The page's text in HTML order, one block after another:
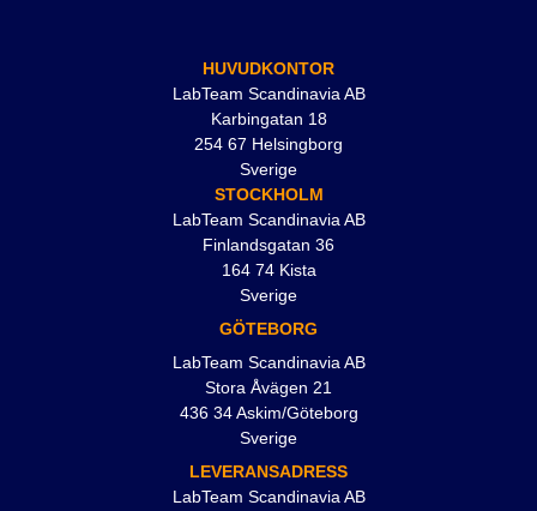
HUVUDKONTOR
LabTeam Scandinavia AB
Karbingatan 18
254 67 Helsingborg
Sverige
STOCKHOLM
LabTeam Scandinavia AB
Finlandsgatan 36
164 74 Kista
Sverige
GÖTEBORG
LabTeam Scandinavia AB
Stora Åvägen 21
436 34 Askim/Göteborg
Sverige
LEVERANSADRESS
LabTeam Scandinavia AB